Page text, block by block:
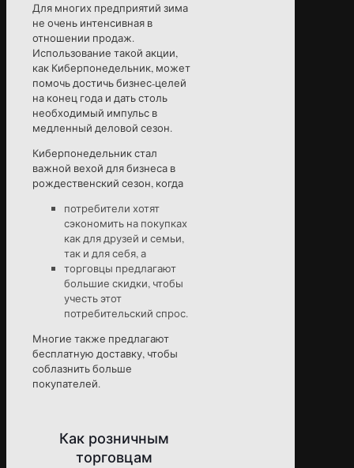
Для многих предприятий зима
не очень интенсивная в
отношении продаж.
Использование такой акции,
как Киберпонедельник, может
помочь достичь бизнес-целей
на конец года и дать столь
необходимый импульс в
медленный деловой сезон.
Киберпонедельник стал
важной вехой для бизнеса в
рождественский сезон, когда
потребители хотят
сэкономить на покупках
как для друзей и семьи,
так и для себя, а
торговцы предлагают
большие скидки, чтобы
учесть этот
потребительский спрос.
Многие также предлагают
бесплатную доставку, чтобы
соблазнить больше
покупателей.
Как розничным
торговцам